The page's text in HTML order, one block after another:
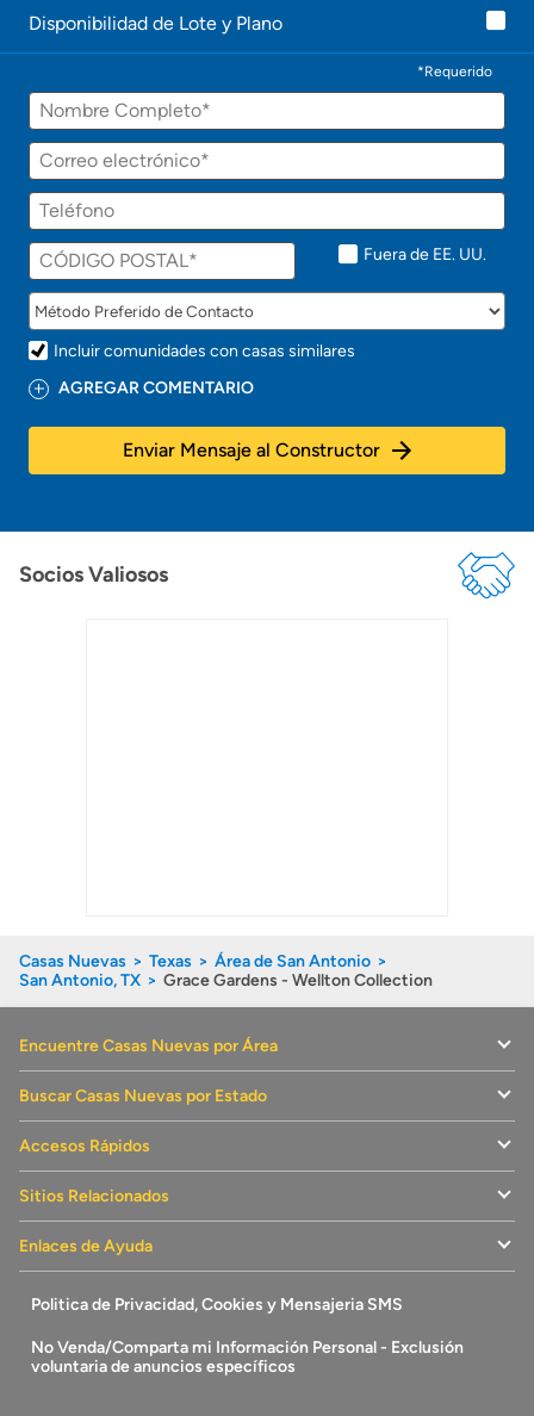
t
r
á
r
n
t
!
Disponibilidad de Lote y Plano
*Requerido
Nombre
Correo
electrónico
Teléfono
Fuera de EE. UU.
Incluir comunidades con casas similares
AGREGAR COMENTARIO
Enviar Mensaje al Constructor
Socios Valiosos
Casas Nuevas Texas
Área de San Antonio
San Antonio, TX
Grace Gardens - Wellton Collection
Encuentre Casas Nuevas por Área
Buscar Casas Nuevas por Estado
Accesos Rápidos
Sitios Relacionados
Enlaces de Ayuda
Politica de Privacidad, Cookies y Mensajeria SMS
No Venda/Comparta mi Información Personal - Exclusión
voluntaria de anuncios específicos